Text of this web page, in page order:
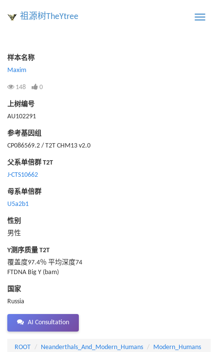
Toggle
祖源树TheYtree
样本名称
Maxim
148 0
上树编号
AU102291
参考基因组
CP086569.2 / T2T CHM13 v2.0
父系单倍群 T2T
J-CTS10662
母系单倍群
U5a2b1
性别
男性
Y测序质量 T2T
覆盖度97.4％ 平均深度74
FTDNA Big Y (bam)
国家
Russia
AI Consultation
ROOT Neanderthals_And_Modern_Humans
Modern_Humans